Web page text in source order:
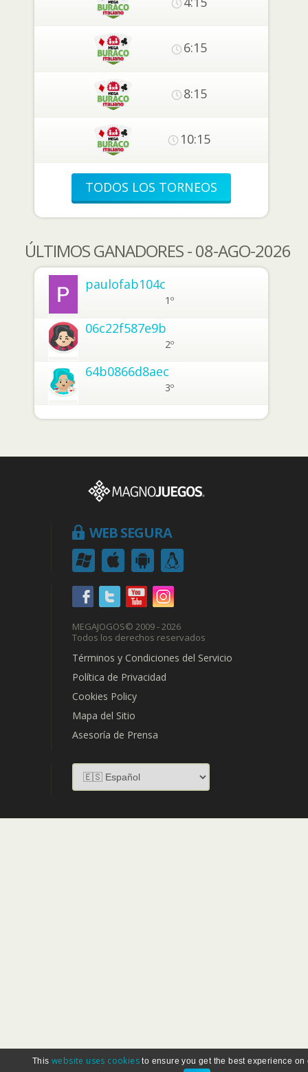
6:15
8:15
10:15
TODOS LOS TORNEOS
ÚLTIMOS GANADORES - 08-AGO-2026
paulofab104c
1º
06c22f587e9b
2º
64b0866d8aec
3º
WEB SEGURA
MEGAJOGOS© 2009 - 2026
Todos los derechos reservados
Términos y Condiciones del Servicio
Política de Privacidad
Cookies Policy
Mapa del Sitio
Asesoría de Prensa
This website uses cookies to ensure you get the best experience on